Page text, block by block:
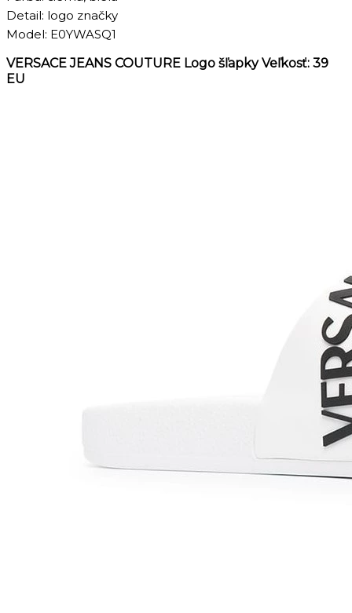
Detail: logo značky
Model: E0YWASQ1
VERSACE JEANS COUTURE Logo šľapky Veľkosť: 39
EU